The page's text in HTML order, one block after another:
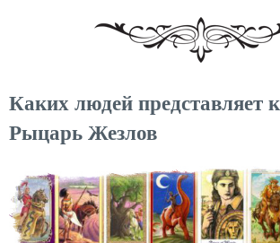
Каких людей представляет
Рыцарь Жезлов